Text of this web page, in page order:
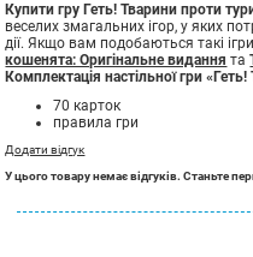
Купити гру Геть! Тварини проти
веселих змагальних ігор, у яких
дії. Якщо вам подобаються такі
кошенята: Оригінальне видання та
Комплектація настільної гри
70 карток
правила гри
Додати відгук
У цього товару немає відгуків. Станьте